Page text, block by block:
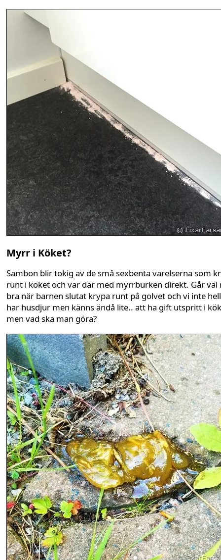
Myrr i Köket?
Sambon blir tokig av de små sexbenta varelserna som
runt i köket och var där med myrrburken direkt. Går väl
bra när barnen slutat krypa runt på golvet och vi inte
har husdjur men känns ändå lite.. att ha gift utspritt i
men vad ska man göra?